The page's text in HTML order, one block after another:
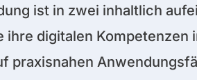
ist in zwei inhaltlich
ihre digitalen
praxisnahen